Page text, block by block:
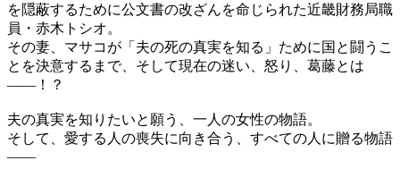
を隠蔽するために公文書の改ざんを命じられた近畿財務局職
員・赤木トシオ。
その妻、マサコが「夫の死の真実を知る」ために国と闘うこ
とを決意するまで、そして現在の迷い、怒り、葛藤とは
――！？
夫の真実を知りたいと願う、一人の女性の物語。
そして、愛する人の喪失に向き合う、すべての人に贈る物語
――